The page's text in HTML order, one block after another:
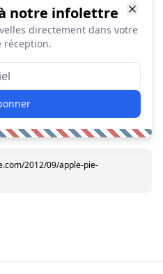
notre infolettre
directement dans votre
réception.
2012/09/apple-pie-